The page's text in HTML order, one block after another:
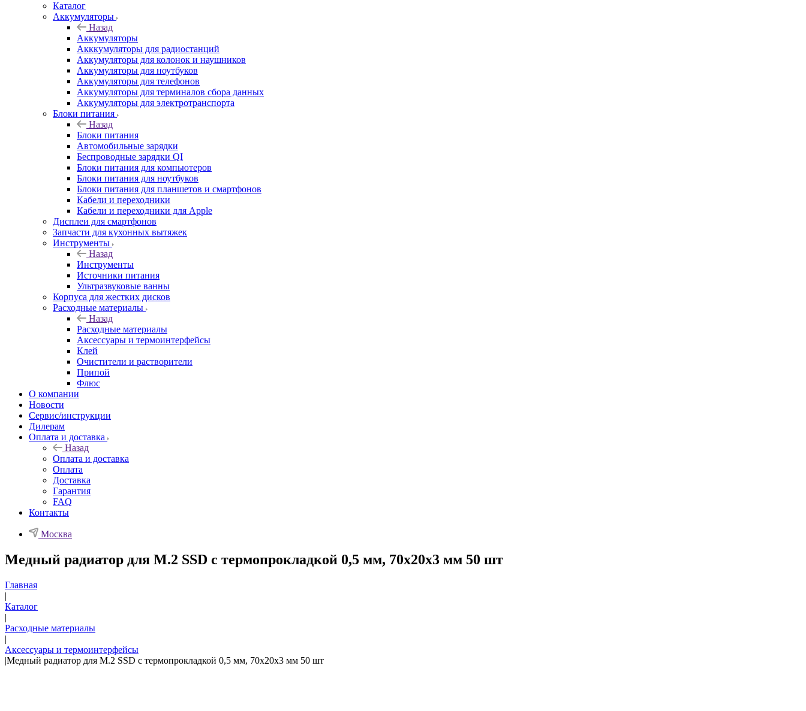
Каталог
Аккумуляторы
Назад
Аккумуляторы
Акккумуляторы для радиостанций
Аккумуляторы для колонок и наушников
Аккумуляторы для ноутбуков
Аккумуляторы для телефонов
Аккумуляторы для терминалов сбора данных
Аккумуляторы для электротранспорта
Блоки питания
Назад
Блоки питания
Автомобильные зарядки
Беспроводные зарядки QI
Блоки питания для компьютеров
Блоки питания для ноутбуков
Блоки питания для планшетов и смартфонов
Кабели и переходники
Кабели и переходники для Apple
Дисплеи для смартфонов
Запчасти для кухонных вытяжек
Инструменты
Назад
Инструменты
Источники питания
Ультразвуковые ванны
Корпуса для жестких дисков
Расходные материалы
Назад
Расходные материалы
Аксессуары и термоинтерфейсы
Клей
Очистители и растворители
Припой
Флюс
О компании
Новости
Сервис/инструкции
Дилерам
Оплата и доставка
Назад
Оплата и доставка
Оплата
Доставка
Гарантия
FAQ
Контакты
Москва
Медный радиатор для М.2 SSD с термопрокладкой 0,5 мм, 70х20х3 мм 50 шт
Главная
|
Каталог
|
Расходные материалы
|
Аксессуары и термоинтерфейсы
|Медный радиатор для М.2 SSD с термопрокладкой 0,5 мм, 70х20х3 мм 50 шт